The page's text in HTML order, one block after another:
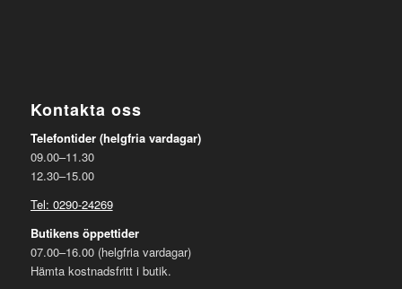
Kontakta oss
Telefontider (helgfria vardagar)
09.00–11.30
12.30–15.00
Tel: 0290-24269
Butikens öppettider
07.00–16.00 (helgfria vardagar)
Hämta kostnadsfritt i butik.